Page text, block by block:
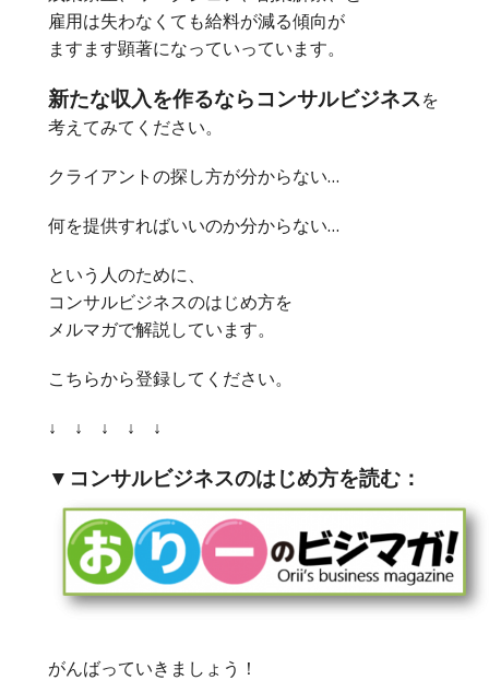
雇用は失わなくても給料が減る傾向が
ますます顕著になっていっています。
新たな収入を作るならコンサルビジネスを
考えてみてください。
クライアントの探し方が分からない…
何を提供すればいいのか分からない…
という人のために、
コンサルビジネスのはじめ方を
メルマガで解説しています。
こちらから登録してください。
↓ ↓ ↓ ↓ ↓
▼コンサルビジネスのはじめ方を読む：
がんばっていきましょう！